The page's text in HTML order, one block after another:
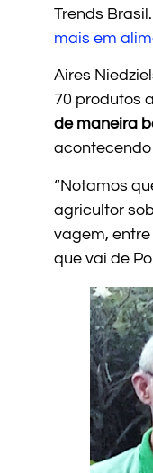
Trends
mais em
Aires
70 produtos
de maneira
“Notamos
agricultor
vagem,
que vai de